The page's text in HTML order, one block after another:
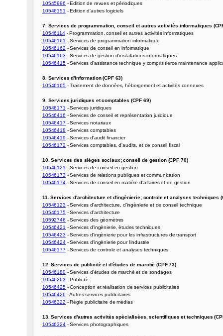
10545996
- Edition de revues et pèriodiques
10546151 - Edition d'autres logiciels
7. Services de programmation, conseil et autres activitès informatiques
10546114
- Programmation, conseil et autres activitès informatiques
10546161
10546162
10546163
- Services de gestion d'installations informatiques
10546415 - Services d'assistance technique y compris tierce maintenance
8. Services d'information (CPF 63)
10546165 - Traitement de donnèes, hèbergement et activitès connexes
9. Services juridiques et comptables (CPF 69)
10546171
- Services juridiques
10546416
10546417
- Services notariaux
10546418
- Services comptables
10546419
- Services d'audit financier
10546172 - Services comptables, d'audits, et de conseil fiscal
10. Services des sièges sociaux; conseil de gestion (CPF 70)
10546121
10546173
10546174 - Services de conseil en matière d'affaires et de gestion
11. Services d'architecture et d'ingènierie; controle et analyses techniques
10546123
10546175
10592746
10546421
- Services d'ingènierie, ètudes techniques
10546423
10546424
10546177 - Services de controle et analyses techniques
12. Services de publicitè et d'ètudes de marchè (CPF 73)
10546180
- Services d'ètudes de marchè et de sondages
10546263
10546425
10546426
10546322 - Règie publicitaire de mèdias
13. Services d'autres activitès spècialisèes, scientifiques et techniques
10546324 - Services photographiques